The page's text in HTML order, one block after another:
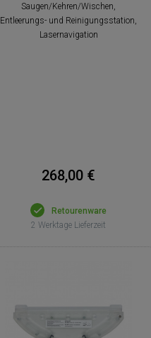
Saugen/Kehren/Wischen,
Entleerungs- und Reinigungsstation,
Lasernavigation
268,00 €
Retourenware
2 Werktage Lieferzeit